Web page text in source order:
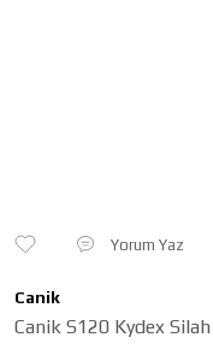
Yorum Yaz
Canik
Canik S120 Kydex Silah